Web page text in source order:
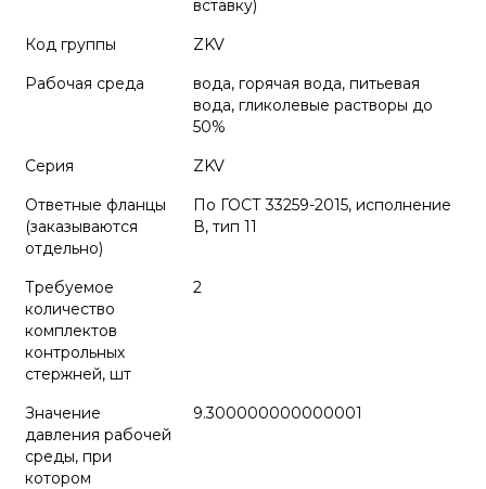
вставку)
Код группы
ZKV
Рабочая среда
вода, горячая вода, питьевая
вода, гликолевые растворы до
50%
Серия
ZKV
Ответные фланцы
(заказываются
отдельно)
По ГОСТ 33259-2015, исполнение
В, тип 11
Требуемое
количество
комплектов
контрольных
стержней, шт
2
Значение
давления рабочей
среды, при
котором
9.300000000000001